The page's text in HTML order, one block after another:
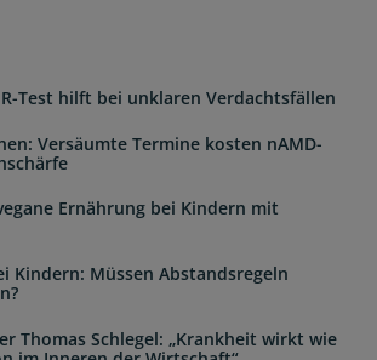
Test hilft bei unklaren Verdachtsfällen
Versäumte Termine kosten nAMD-
Ernährung bei Kindern mit
Kindern: Müssen Abstandsregeln
Thomas Schlegel: „Krankheit wirkt wie